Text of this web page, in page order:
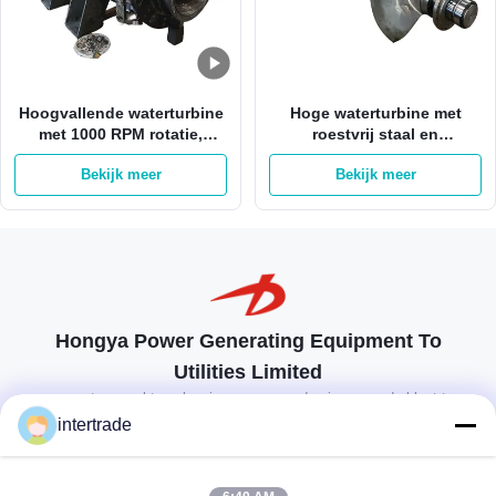
Hoogvallende waterturbine
met 1000 RPM rotatie,
roestvrijstalen rotor en
borstelloos
excitatiecontrolesysteem
Bekijk meer
Hoge waterturbine met
roestvrij staal en
borstelloos
opwindingssysteem voor
een afstand van 50-700
Bekijk meer
Hongya Power Generating Equipment To
Utilities Limited
op maat gemaakte oplossingen om aan de eisen van de klant te
intertrade